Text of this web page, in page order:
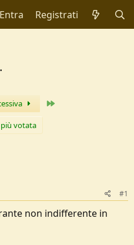
Entra Registrati
votata
#1
non indifferente in